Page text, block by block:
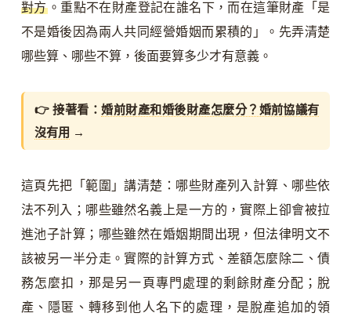
對方。重點不在財產登記在誰名下，而在這筆財產「是
不是婚後因為兩人共同經營婚姻而累積的」。先弄清楚
哪些算、哪些不算，後面要算多少才有意義。
👉 接著看：婚前財產和婚後財產怎麼分？婚前協議有
沒有用 →
這頁先把「範圍」講清楚：哪些財產列入計算、哪些依
法不列入；哪些雖然名義上是一方的，實際上卻會被拉
進池子計算；哪些雖然在婚姻期間出現，但法律明文不
該被另一半分走。實際的計算方式、差額怎麼除二、債
務怎麼扣，那是另一頁專門處理的剩餘財產分配；脫
產、隱匿、轉移到他人名下的處理，是脫產追加的領